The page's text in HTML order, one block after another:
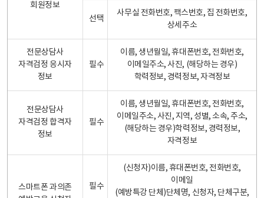
회원정보
선택
사무실 전화번호, 팩스번호, 집 전화번호,
상세주소
전문상담사
자격검정 응시자
정보
필수
이름, 생년월일, 휴대폰번호, 전화번호,
이메일주소, 사진, (해당하는 경우)
학력정보, 경력정보, 자격정보
전문상담사
자격검정 합격자
정보
필수
이름, 생년월일, 휴대폰번호, 전화번호,
이메일주소, 사진, 지역, 성별, 소속, 주소,
(해당하는 경우)학력정보, 경력정보,
자격정보
스마트폰 과의존
필수
(신청자)이름, 휴대폰번호, 전화번호,
이메일
(예방특강 단체)단체명, 신청자, 단체구분,